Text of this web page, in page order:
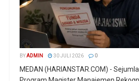
BYADMIN 30 JULI 2026 0
MEDAN (HARIANSTAR.COM) -